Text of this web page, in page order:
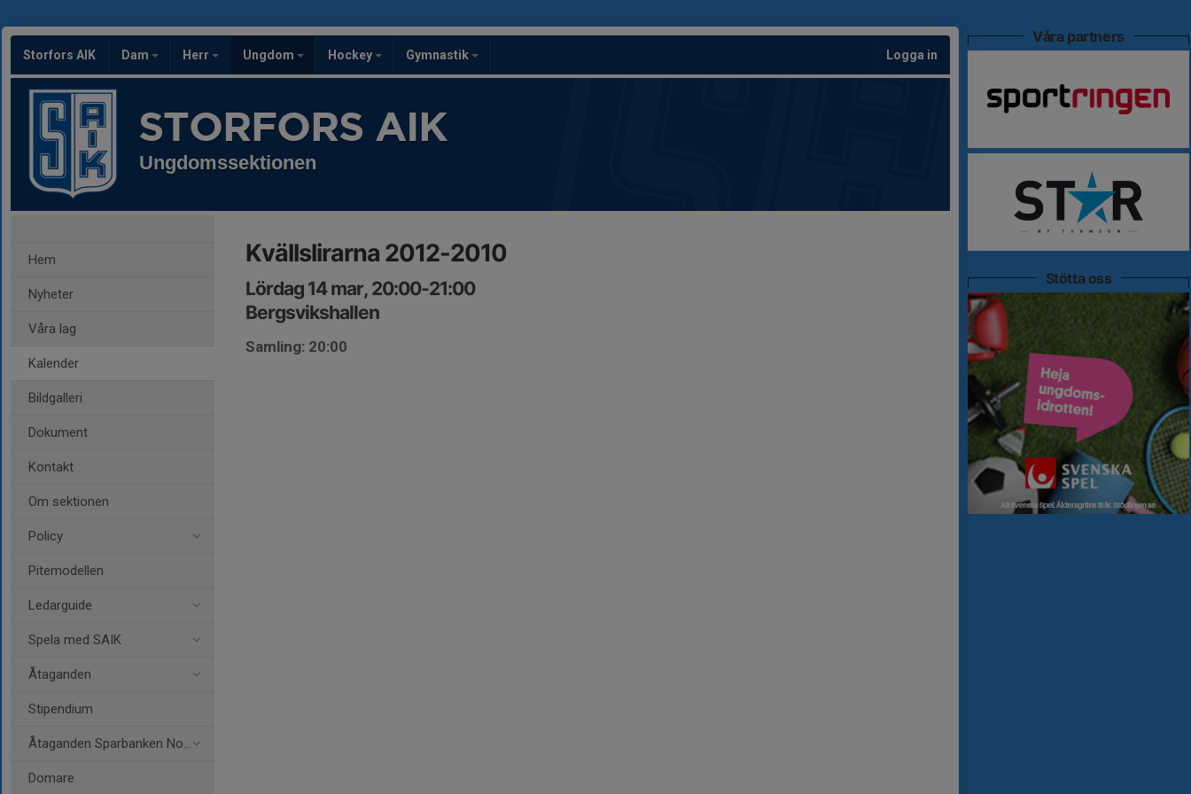
Storfors AIK Dam Herr Ungdom Hockey Gymnastik Logga in
STORFORS AIK
Ungdomssektionen
Hem
Nyheter
Våra lag
Kalender
Bildgalleri
Dokument
Kontakt
Om sektionen
Policy
Pitemodellen
Ledarguide
Spela med SAIK
Åtaganden
Stipendium
Åtaganden Sparbanken Nord
Domare
Kvällslirarna 2012-2010
Lördag 14 mar, 20:00-21:00
Bergsvikshallen
Samling: 20:00
Våra partners
Stötta oss